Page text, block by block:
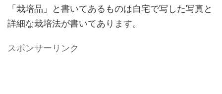
「栽培品」と書いてあるものは自宅で写した写真と
詳細な栽培法が書いてあります。
スポンサーリンク